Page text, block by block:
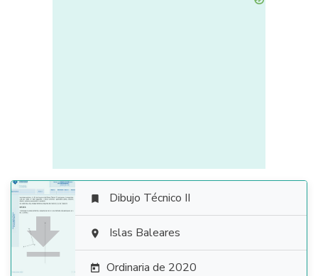

 Dibujo Técnico II
 Islas Baleares
 Ordinaria de 2020